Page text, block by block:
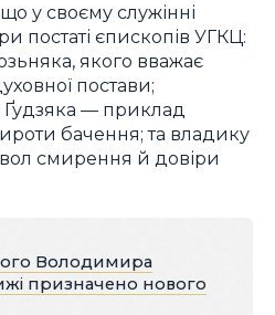
у своєму служінні
постаті єпископів УГКЦ:
якого вважає
постави;
— приклад
бачення; та владику
смирення й довіри
Володимира
призначено нового